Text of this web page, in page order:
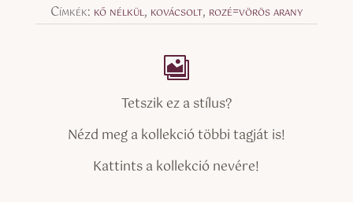
Címkék: kő nélkül, kovácsolt, rozé=vörös arany
Tetszik ez a stílus?
Nézd meg a kollekció többi tagját is!
Kattints a kollekció nevére!